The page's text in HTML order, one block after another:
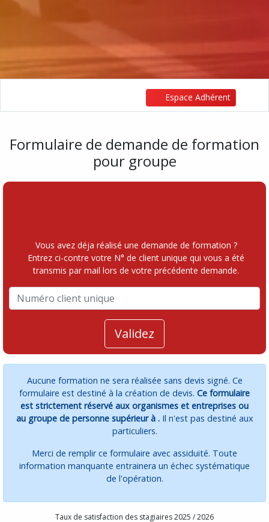
Espace Adhérent
Formulaire de demande de formation
pour groupe
Vous avez déja réalisé une demande de formation ?
Entrez ci-contre votre N° de client unique qui vous a été
transmis par mail lors de votre précédente demande.
Validez
Aucune formation ne sera réalisée sans devis signé. Ce
formulaire est destiné à la création de devis. Ce formulaire
est strictement réservé aux organismes et entreprises ou
au groupe de personne supérieur à . Il n'est pas destiné aux
particuliers.
Merci de remplir ce formulaire avec assiduité. Toute
information manquante entrainera un échec systématique
de l'opération.
Taux de satisfaction des stagiaires 2025 / 2026